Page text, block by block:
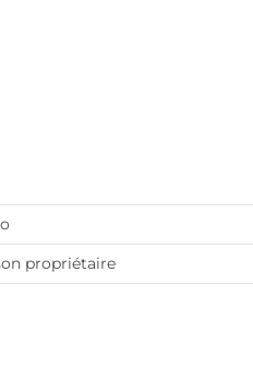
propriétaire